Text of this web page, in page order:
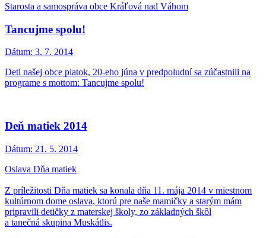
Starosta a samospráva obce Kráľová nad Váhom
Tancujme spolu!
Dátum: 3. 7. 2014
Deti našej obce piatok, 20-eho júna v predpoludní sa zúčastnili na
programe s mottom: Tancujme spolu!
Deň matiek 2014
Dátum: 21. 5. 2014
Oslava Dňa matiek
Z príležitosti Dňa matiek sa konala dňa 11. mája 2014 v miestnom
kultúrnom dome oslava, ktorú pre naše mamičky a starým mám
pripravili detičky z materskej školy, zo základných škôl
a tanečná skupina Muskátlis.